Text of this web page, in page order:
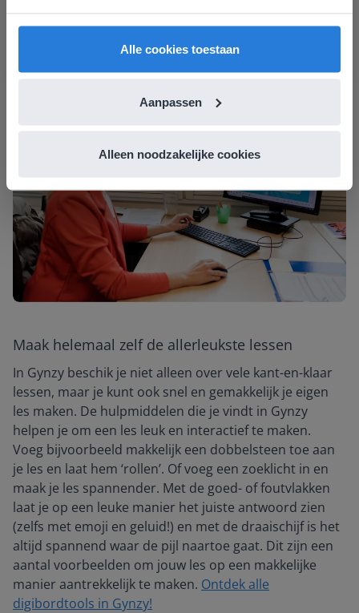
Alle cookies toestaan
Aanpassen
Alleen noodzakelijke cookies
Maak helemaal zelf de allerleukste lessen
In Gynzy beschik je niet alleen over vele kant-en-klaar
lessen, maar je kunt ook snel en gemakkelijk je eigen
les maken. De hulpmiddelen die je vindt in Gynzy
helpen je om een les leuk en interactief te maken.
Voeg bijvoorbeeld makkelijk een dobbelsteen toe aan
je les en laat hem ‘rollen’. Of voeg een zoeklicht in en
maak je les spannender. Met de goed- of foutvlakken
laat je op een leuke manier het juiste antwoord zien
(zelfs met emoji en geluid!) en met de draaischijf is het
altijd spannend waar de pijl naartoe gaat. Dit zijn een
aantal voorbeelden om jouw les op een makkelijke
manier aantrekkelijk te maken. Ontdek alle
digibordtools in Gynzy!
English
Nederland